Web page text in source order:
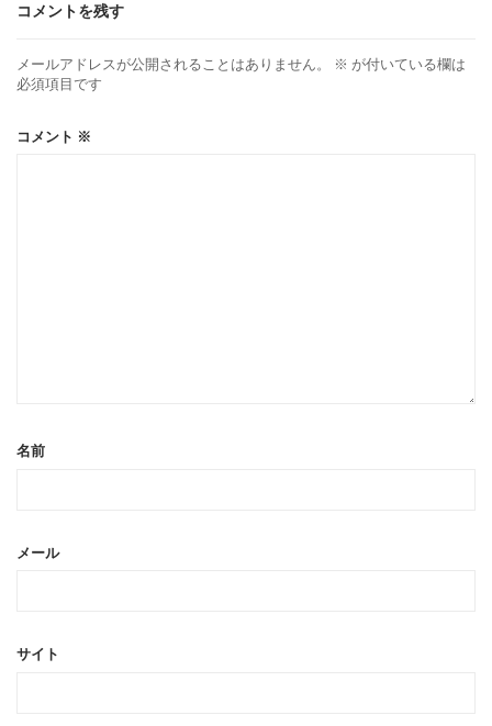
コメントを残す
メールアドレスが公開されることはありません。 ※ が付いている欄は
必須項目です
コメント ※
名前
メール
サイト